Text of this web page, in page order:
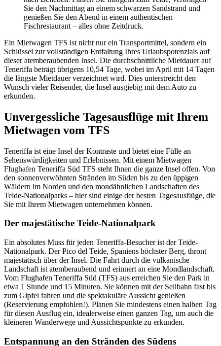
Sie den Nachmittag an einem schwarzen Sandstrand und
genießen Sie den Abend in einem authentischen
Fischrestaurant – alles ohne Zeitdruck.
Ein Mietwagen TFS ist nicht nur ein Transportmittel, sondern ein
Schlüssel zur vollständigen Entfaltung Ihres Urlaubspotenzials auf
dieser atemberaubenden Insel. Die durchschnittliche Mietdauer auf
Teneriffa beträgt übrigens 10,54 Tage, wobei im April mit 14 Tagen
die längste Mietdauer verzeichnet wird. Dies unterstreicht den
Wunsch vieler Reisender, die Insel ausgiebig mit dem Auto zu
erkunden.
Unvergessliche Tagesausflüge mit Ihrem
Mietwagen vom TFS
Teneriffa ist eine Insel der Kontraste und bietet eine Fülle an
Sehenswürdigkeiten und Erlebnissen. Mit einem Mietwagen
Flughafen Teneriffa Süd TFS steht Ihnen die ganze Insel offen. Von
den sonnenverwöhnten Stränden im Süden bis zu den üppigen
Wäldern im Norden und den mondähnlichen Landschaften des
Teide-Nationalparks – hier sind einige der besten Tagesausflüge, die
Sie mit Ihrem Mietwagen unternehmen können.
Der majestätische Teide-Nationalpark
Ein absolutes Muss für jeden Teneriffa-Besucher ist der Teide-
Nationalpark. Der Pico del Teide, Spaniens höchster Berg, thront
majestätisch über der Insel. Die Fahrt durch die vulkanische
Landschaft ist atemberaubend und erinnert an eine Mondlandschaft.
Vom Flughafen Teneriffa Süd (TFS) aus erreichen Sie den Park in
etwa 1 Stunde und 15 Minuten. Sie können mit der Seilbahn fast bis
zum Gipfel fahren und die spektakuläre Aussicht genießen
(Reservierung empfohlen!). Planen Sie mindestens einen halben Tag
für diesen Ausflug ein, idealerweise einen ganzen Tag, um auch die
kleineren Wanderwege und Aussichtspunkte zu erkunden.
Entspannung an den Stränden des Südens